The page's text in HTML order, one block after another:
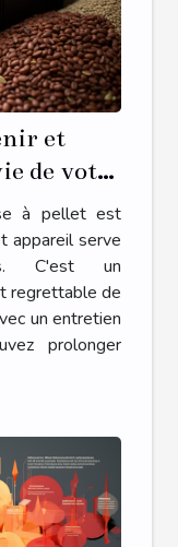
et
de votre
à pellet est
appareil serve
C'est un
regrettable de
un entretien
prolonger